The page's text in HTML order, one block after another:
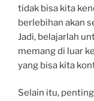
tidak bisa kita
berlebihan akan
Jadi, belajarlah
memang di luar
yang bisa kita
Selain itu,